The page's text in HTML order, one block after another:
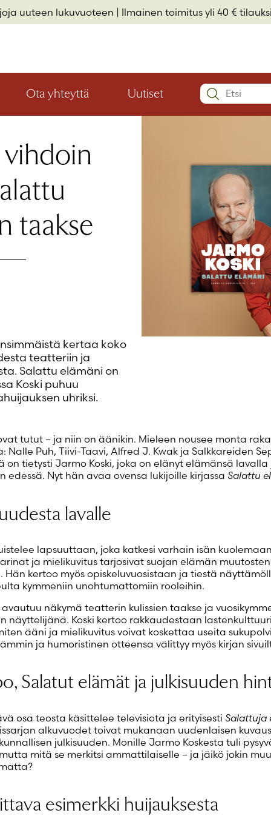
uuteen lukuvuoteen | Ilmainen toimitus yli 40 €
Muista
Salasana
Eikö
Luo uusi tili
Ota yhteyttä
valikon
Uutiset
valikon
Search:
taakse
kertaa koko
teatteriin ja
Salattu elämäni on
Koski puhuu
uhriksi.
tutut – ja niin on äänikin. Mieleen nousee monta
Nalle Puh, Tiivi-Taavi, Alfred J. Kwak ja Salkkareiden
on tietysti Jarmo Koski, joka on elänyt elämänsä lavalla
edessä. Nyt hän avaa ovensa lukijoille kirjassa Salattu
lavalle
lapsuuttaan, joka katkesi varhain isän
ja mielikuvitus tarjosivat suojan elämän muutosten
Hän kertoo myös opiskeluvuosistaan ja tiestä
kymmeniin unohtumattomiin rooleihin.
avautuu näkymä teatterin kulissien taakse ja
näyttelijänä. Koski kertoo rakkaudestaan
ääni ja mielikuvitus voivat koskettaa useita
ja humoristinen otteensa välittyy myös kirjan
Salatut elämät ja julkisuuden
osa teosta käsittelee televisiota ja erityisesti Salattuja
alkuvuodet toivat mukanaan uudenlaisen
julkisuuden. Monille Jarmo Koskesta tuli
mitä se merkitsi ammattilaiselle – ja jäikö jokin
esimerkki huijauksesta